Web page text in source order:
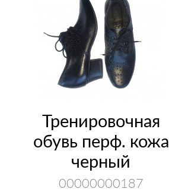
Тренировочная
обувь перф. кожа
черный
00000000187